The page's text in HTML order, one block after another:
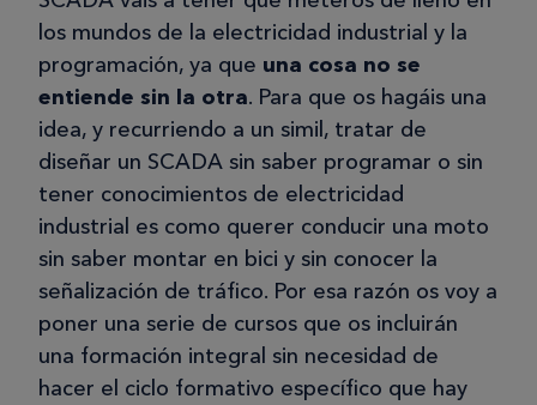
los mundos de la electricidad industrial y la
programación, ya que una cosa no se
entiende sin la otra. Para que os hagáis una
idea, y recurriendo a un simil, tratar de
diseñar un SCADA sin saber programar o sin
tener conocimientos de electricidad
industrial es como querer conducir una moto
sin saber montar en bici y sin conocer la
señalización de tráfico. Por esa razón os voy a
poner una serie de cursos que os incluirán
una formación integral sin necesidad de
hacer el ciclo formativo específico que hay